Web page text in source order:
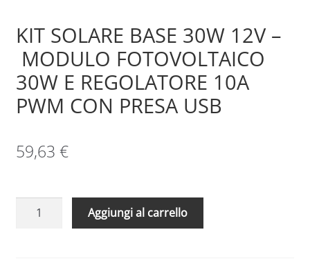
KIT SOLARE BASE 30W 12V –
MODULO FOTOVOLTAICO
30W E REGOLATORE 10A
PWM CON PRESA USB
59,63 €
Aggiungi al carrello